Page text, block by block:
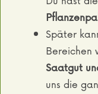
Später
Bereichen
Saatgut
uns die